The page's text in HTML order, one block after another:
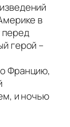
в
перед
герой –
Францию,
и ночью